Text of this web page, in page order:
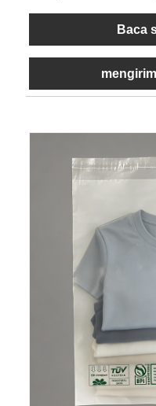
Baca